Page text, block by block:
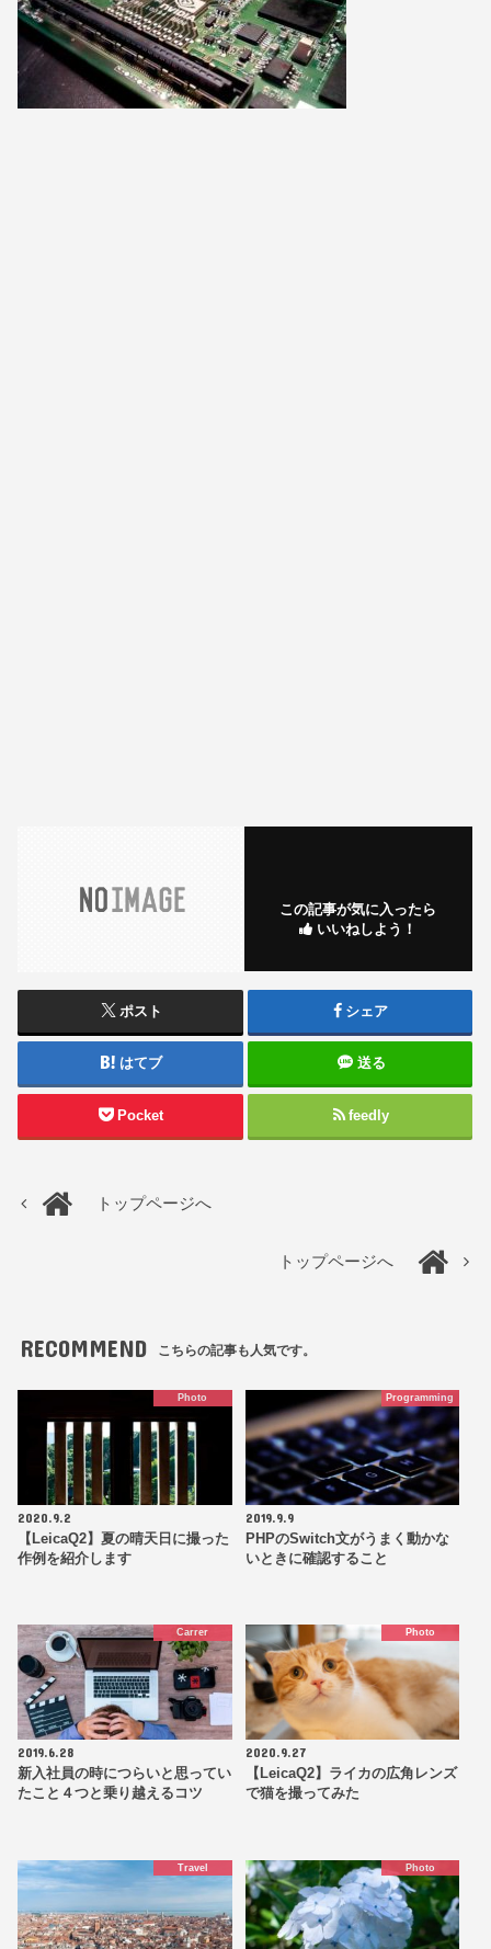
この記事が気に入ったら
いいねしよう！
ポスト シェア
はてブ 送る
Pocket feedly
トップページへ
トップページへ
RECOMMEND こちらの記事も人気です。
Photo
2020.9.2
【LeicaQ2】夏の晴天日に撮った
作例を紹介します
Programming
2019.9.9
PHPのSwitch文がうまく動かな
いときに確認すること
Carrer
2019.6.28
新入社員の時につらいと思ってい
たこと４つと乗り越えるコツ
Photo
2020.9.27
【LeicaQ2】ライカの広角レンズ
で猫を撮ってみた
Travel Photo